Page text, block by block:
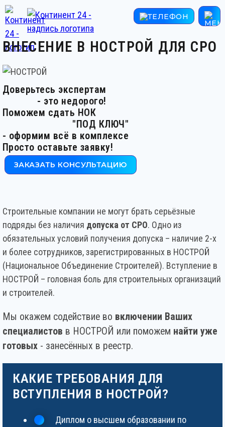
ВНЕСЕНИЕ В НОСТРОЙ ДЛЯ СРО
Доверьтесь экспертам
- это недорого!
Поможем сдать НОК
"ПОД КЛЮЧ"
- оформим всё в комплексе
Просто оставьте заявку!
ЗАКАЗАТЬ КОНСУЛЬТАЦИЮ
Строительные компании не могут брать серьёзные
подряды без наличия допуска от СРО. Одно из
обязательных условий получения допуска – наличие 2-х
и более сотрудников, зарегистрированных в НОСТРОЙ
(Национальное Объединение Строителей). Вступление в
НОСТРОЙ – головная боль для строительных организаций
и строителей.
Мы окажем содействие во включении Ваших
специалистов в НОСТРОЙ или поможем найти уже
готовых - занесённых в реестр.
КАКИЕ ТРЕБОВАНИЯ ДЛЯ
ВСТУПЛЕНИЯ В НОСТРОЙ?
Диплом о высшем образовании по